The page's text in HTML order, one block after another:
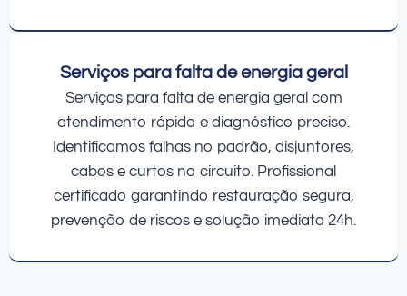
Serviços para falta de energia geral
Serviços para falta de energia geral com
atendimento rápido e diagnóstico preciso.
Identificamos falhas no padrão, disjuntores,
cabos e curtos no circuito. Profissional
certificado garantindo restauração segura,
prevenção de riscos e solução imediata 24h.